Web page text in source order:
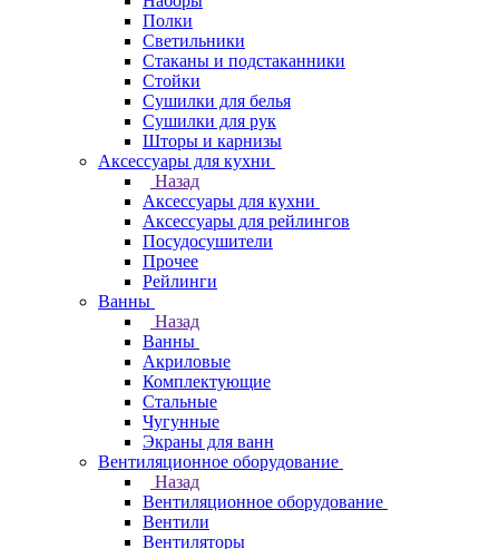
Полки
Светильники
Стаканы и подстаканники
Стойки
Сушилки для белья
Сушилки для рук
Шторы и карнизы
Аксессуары для кухни
Назад
Аксессуары для кухни
Аксессуары для рейлингов
Посудосушители
Прочее
Рейлинги
Ванны
Назад
Ванны
Акриловые
Комплектующие
Стальные
Чугунные
Экраны для ванн
Вентиляционное оборудование
Назад
Вентиляционное оборудование
Вентили
Вентиляторы